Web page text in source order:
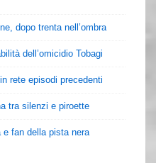
dopo trenta nell’ombra
dell’omicidio Tobagi
rete episodi precedenti
tra silenzi e piroette
e fan della pista nera